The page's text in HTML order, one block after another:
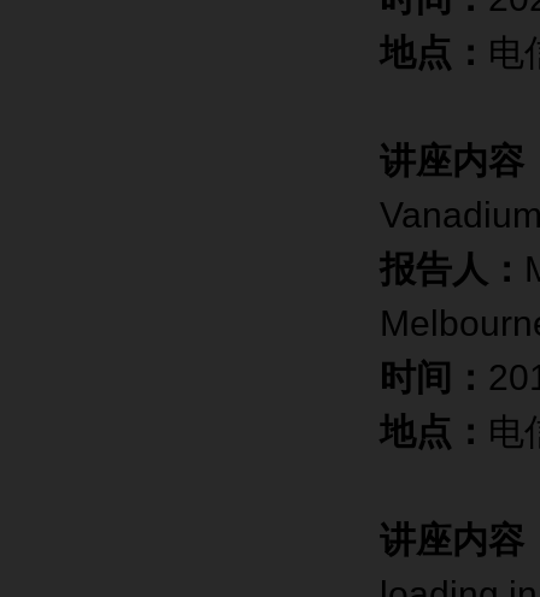
地点： 电
讲座内容
报告人：
时间：
地点： 电
讲座内容